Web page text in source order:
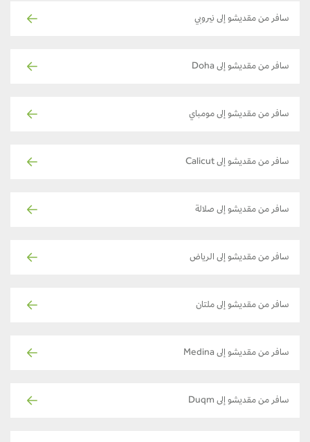
سافر من مقديشو إلى نيروبي
سافر من مقديشو إلى Doha
سافر من مقديشو إلى مومباي
سافر من مقديشو إلى Calicut
سافر من مقديشو إلى صلالة
سافر من مقديشو إلى الرياض
سافر من مقديشو إلى ملتان
سافر من مقديشو إلى Medina
سافر من مقديشو إلى Duqm